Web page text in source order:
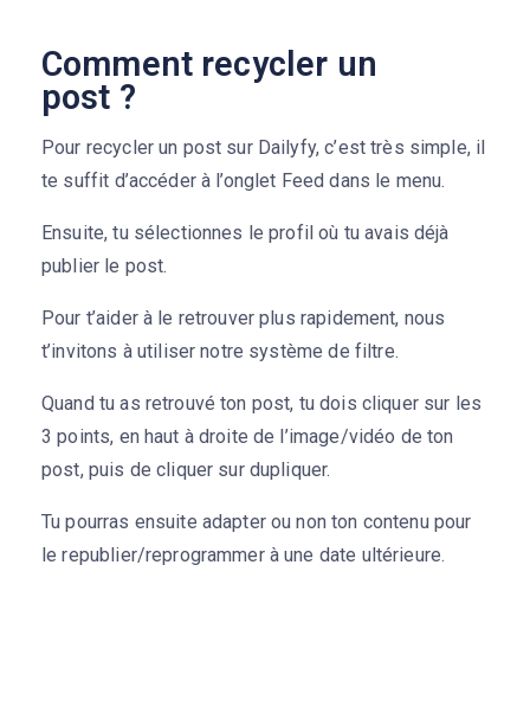
Comment recycler un
post ?
Pour recycler un post sur Dailyfy, c’est très simple, il
te suffit d’accéder à l’onglet Feed dans le menu.
Ensuite, tu sélectionnes le profil où tu avais déjà
publier le post.
Pour t’aider à le retrouver plus rapidement, nous
t’invitons à utiliser notre système de filtre.
Quand tu as retrouvé ton post, tu dois cliquer sur les
3 points, en haut à droite de l’image/vidéo de ton
post, puis de cliquer sur dupliquer.
Tu pourras ensuite adapter ou non ton contenu pour
le republier/reprogrammer à une date ultérieure.